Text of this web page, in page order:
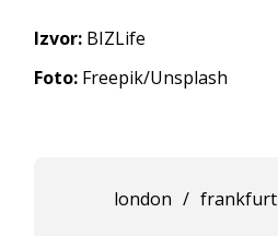
Izvor: BIZLife
Foto: Freepik/Unsplash
london / frankfurt